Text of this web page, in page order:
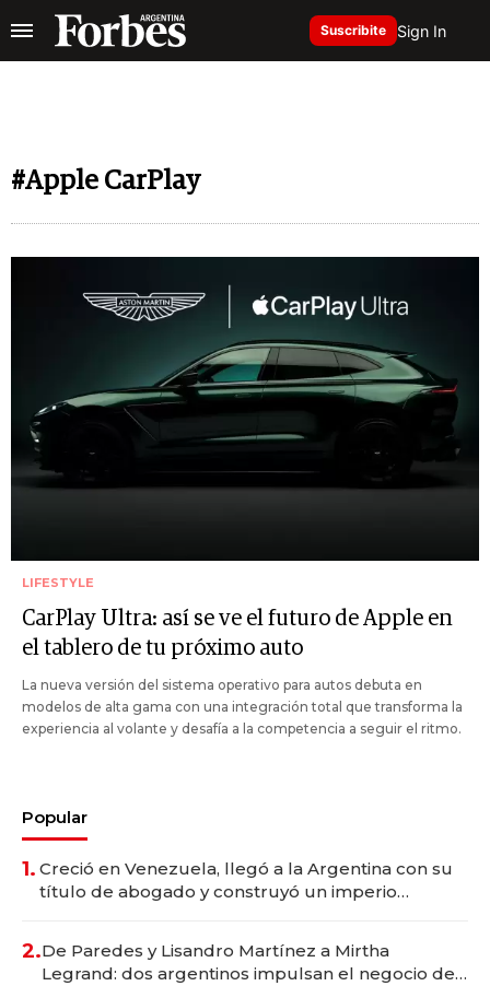
Suscribite Sign In
#Apple CarPlay
LIFESTYLE
CarPlay Ultra: así se ve el futuro de Apple en
el tablero de tu próximo auto
La nueva versión del sistema operativo para autos debuta en
modelos de alta gama con una integración total que transforma la
experiencia al volante y desafía a la competencia a seguir el ritmo.
Popular
1. Creció en Venezuela, llegó a la Argentina con su
título de abogado y construyó un imperio
2.De Paredes y Lisandro Martínez a Mirtha
Legrand: dos argentinos impulsan el negocio del